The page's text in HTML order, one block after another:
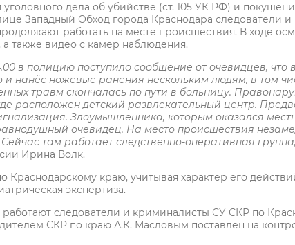
дела об убийстве (ст. 105 УК РФ) и
Западный Обход города Краснодара следователи
работать на месте происшествия. В ходе
а также видео с камер наблюдения.
в полицию поступило сообщение от очевидцев, что
и нанёс ножевые ранения нескольким людям, в том
травм скончалась по пути в больницу.
расположен детский развлекательный центр.
Злоумышленника, которым оказался
очевидец. На место происшествия
там работает следственно-оперативная группа,
Ирина Волк.
Краснодарскому краю, учитывая характер его
экспертиза.
следователи и криминалисты СУ СКР по
СКР по краю А.К. Масловым поставлен на